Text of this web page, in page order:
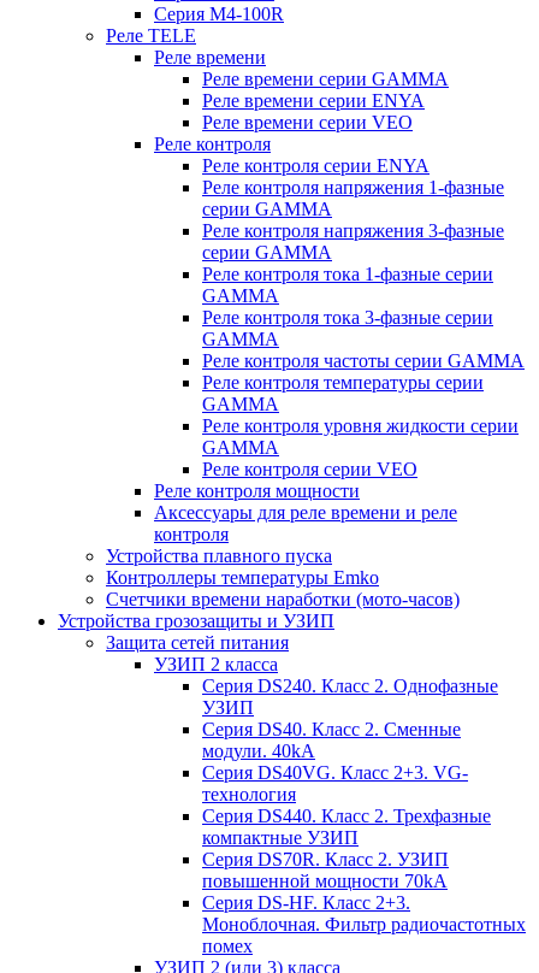
Серия M4-100R
Реле TELE
Реле времени
Реле времени серии GAMMA
Реле времени серии ENYA
Реле времени серии VEO
Реле контроля
Реле контроля серии ENYA
Реле контроля напряжения 1-фазные
серии GAMMA
Реле контроля напряжения 3-фазные
серии GAMMA
Реле контроля тока 1-фазные серии
GAMMA
Реле контроля тока 3-фазные серии
GAMMA
Реле контроля частоты серии GAMMA
Реле контроля температуры серии
GAMMA
Реле контроля уровня жидкости серии
GAMMA
Реле контроля серии VEO
Реле контроля мощности
Аксессуары для реле времени и реле
контроля
Устройства плавного пуска
Контроллеры температуры Emko
Счетчики времени наработки (мото-часов)
Устройства грозозащиты и УЗИП
Защита сетей питания
УЗИП 2 класса
Серия DS240. Класс 2. Однофазные
УЗИП
Серия DS40. Класс 2. Сменные
модули. 40kA
Серия DS40VG. Класс 2+3. VG-
технология
Серия DS440. Класс 2. Трехфазные
компактные УЗИП
Серия DS70R. Класс 2. УЗИП
повышенной мощности 70kA
Серия DS-HF. Класс 2+3.
Моноблочная. Фильтр радиочастотных
помех
УЗИП 2 (или 3) класса